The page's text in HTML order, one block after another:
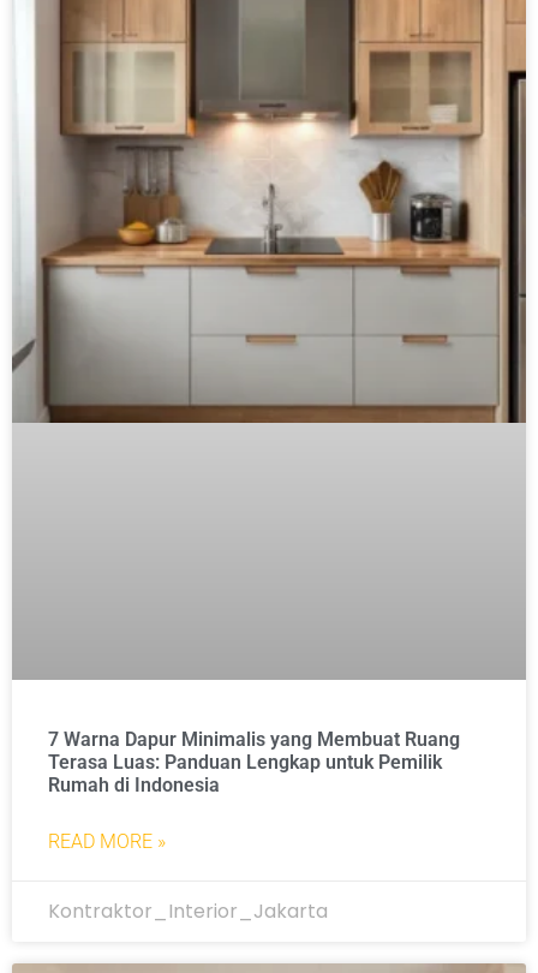
7 Warna Dapur Minimalis yang Membuat Ruang
Terasa Luas: Panduan Lengkap untuk Pemilik
Rumah di Indonesia
READ MORE »
Kontraktor_Interior_Jakarta